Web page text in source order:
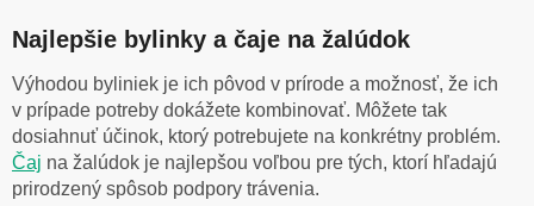
Najlepšie bylinky a čaje na žalúdok
Výhodou byliniek je ich pôvod v prírode a možnosť, že ich
v prípade potreby dokážete kombinovať. Môžete tak
dosiahnuť účinok, ktorý potrebujete na konkrétny problém.
Čaj na žalúdok je najlepšou voľbou pre tých, ktorí hľadajú
prirodzený spôsob podpory trávenia.